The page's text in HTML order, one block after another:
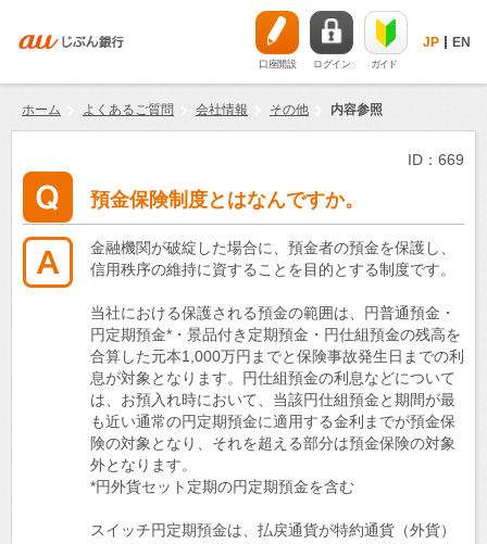
口座開設 ログイン ガイド
JP EN
ホーム よくあるご質問 会社情報 その他 内容参照
ID：669
預金保険制度とはなんですか。
金融機関が破綻した場合に、預金者の預金を保護し、
信用秩序の維持に資することを目的とする制度です。
当社における保護される預金の範囲は、円普通預金・
円定期預金*・景品付き定期預金・円仕組預金の残高を
合算した元本1,000万円までと保険事故発生日までの利
息が対象となります。円仕組預金の利息などについて
は、お預入れ時において、当該円仕組預金と期間が最
も近い通常の円定期預金に適用する金利までが預金保
険の対象となり、それを超える部分は預金保険の対象
外となります。
*円外貨セット定期の円定期預金を含む
スイッチ円定期預金は、払戻通貨が特約通貨（外貨）